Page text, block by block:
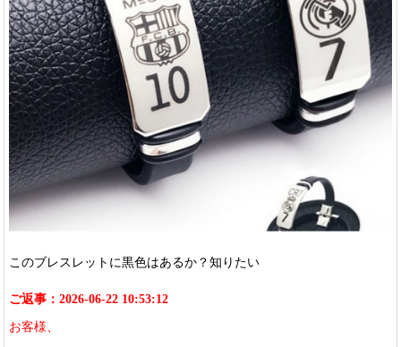
このブレスレットに黒色はあるか？知りたい
ご返事：2026-06-22 10:53:12
お客様、